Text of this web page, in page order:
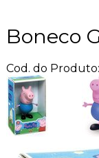
Boneco
Cod. do Produto: